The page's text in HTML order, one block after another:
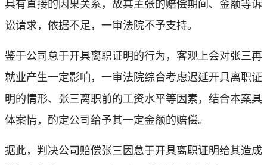
具有直接的因果关系，故其主张的赔偿期间、金额等诉
讼请求，依据不足，一审法院不予支持。
鉴于公司怠于开具离职证明的行为，客观上会对张三再
就业产生一定影响，一审法院综合考虑迟延开具离职证
明的情形、张三离职前的工资水平等因素，结合本案具
体案情，酌定公司给予其一定金额的赔偿。
据此，判决公司赔偿张三因怠于开具离职证明给其造成